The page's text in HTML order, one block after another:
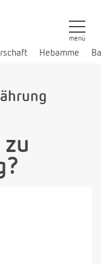
Hebamme
menü